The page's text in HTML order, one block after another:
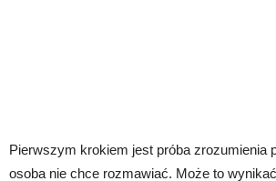
Pierwszym krokiem jest próba zrozumienia
osoba nie chce rozmawiać. Może to